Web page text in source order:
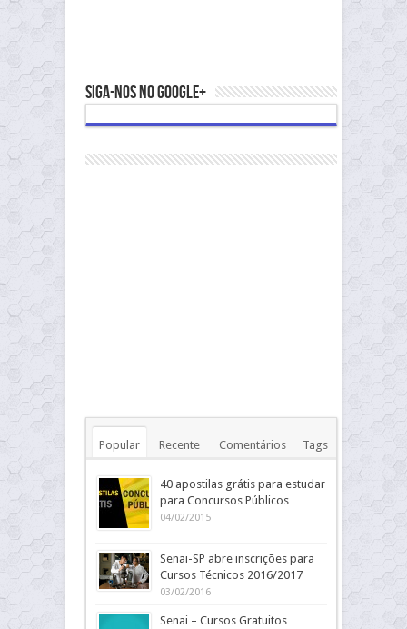
Siga-nos no Google+
Popular Recente Comentários Tags
40 apostilas grátis para estudar
para Concursos Públicos
04/02/2015
Senai-SP abre inscrições para
Cursos Técnicos 2016/2017
03/02/2016
Senai – Cursos Gratuitos